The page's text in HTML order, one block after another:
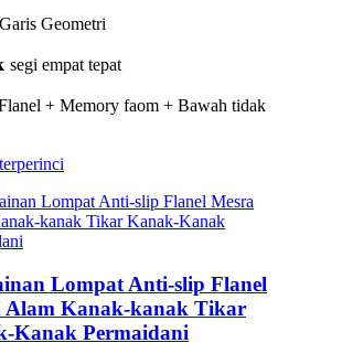
Garis Geometri
segi empat tepat
+ Memory faom + Bawah tidak
terperinci
Lompat Anti-slip Flanel
Alam Kanak-kanak Tikar
Kanak Permaidani